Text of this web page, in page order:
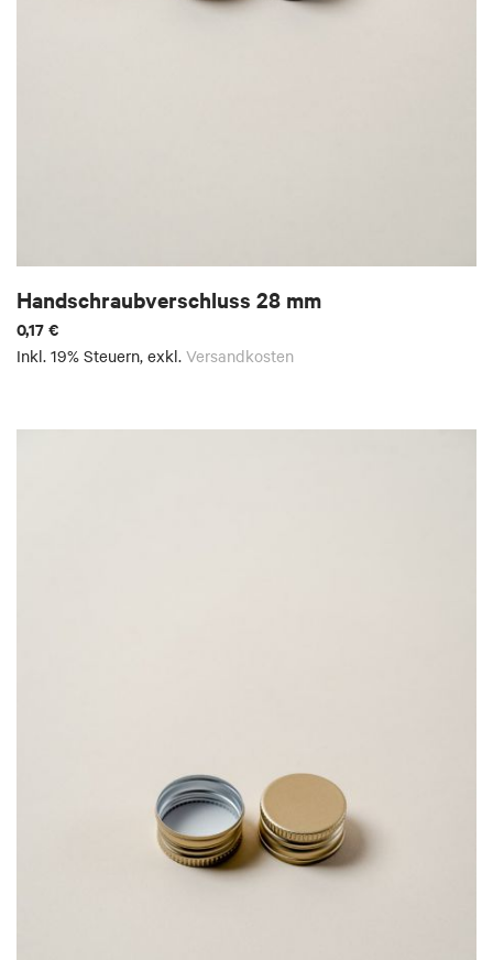
Handschraubverschluss 28 mm
0,17 €
Inkl. 19% Steuern, exkl. Versandkosten